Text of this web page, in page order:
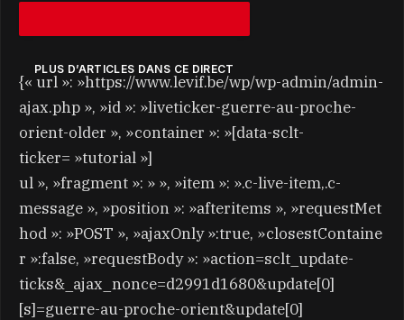
PLUS D’ARTICLES DANS CE DIRECT
{« url »: »https://www.levif.be/wp/wp-admin/admin-
ajax.php », »id »: »liveticker-guerre-au-proche-
orient-older », »container »: »[data-sclt-
ticker= »tutorial »]
ul », »fragment »: » », »item »: ».c-live-item,.c-
message », »position »: »afteritems », »requestMet
hod »: »POST », »ajaxOnly »:true, »closestContaine
r »:false, »requestBody »: »action=sclt_update-
ticks&_ajax_nonce=d2991d1680&update[0]
[s]=guerre-au-proche-orient&update[0]